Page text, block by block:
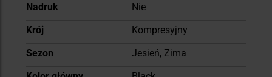
Nadruk
Nie
Krój
Kompresyjny
Sezon
Jesień, Zima